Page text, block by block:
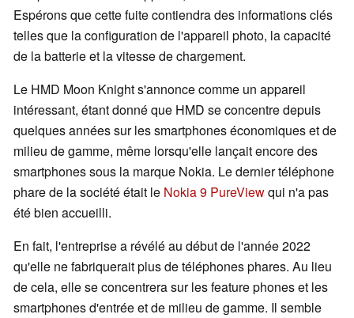
Espérons que cette fuite contiendra des informations clés
telles que la configuration de l'appareil photo, la capacité
de la batterie et la vitesse de chargement.
Le HMD Moon Knight s'annonce comme un appareil
intéressant, étant donné que HMD se concentre depuis
quelques années sur les smartphones économiques et de
milieu de gamme, même lorsqu'elle lançait encore des
smartphones sous la marque Nokia. Le dernier téléphone
phare de la société était le Nokia 9 PureViewqui n'a pas
été bien accueilli.
En fait, l'entreprise a révélé au début de l'année 2022
qu'elle ne fabriquerait plus de téléphones phares. Au lieu
de cela, elle se concentrera sur les feature phones et les
smartphones d'entrée et de milieu de gamme. Il semble